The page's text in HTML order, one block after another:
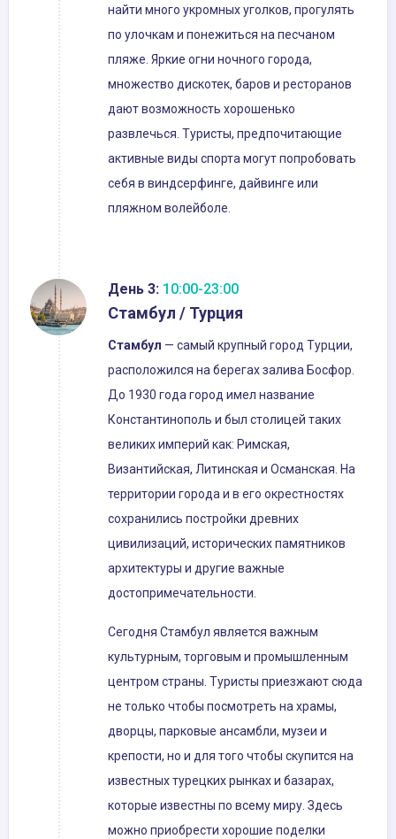
найти много укромных уголков, прогулять
по улочкам и понежиться на песчаном
пляже. Яркие огни ночного города,
множество дискотек, баров и ресторанов
дают возможность хорошенько
развлечься. Туристы, предпочитающие
активные виды спорта могут попробовать
себя в виндсерфинге, дайвинге или
пляжном волейболе.
День 3: 10:00-23:00
Стамбул / Турция
Стамбул — самый крупный город Турции,
расположился на берегах залива Босфор.
До 1930 года город имел название
Константинополь и был столицей таких
великих империй как: Римская,
Византийская, Литинская и Османская. На
территории города и в его окрестностях
сохранились постройки древних
цивилизаций, исторических памятников
архитектуры и другие важные
достопримечательности.
Сегодня Стамбул является важным
культурным, торговым и промышленным
центром страны. Туристы приезжают сюда
не только чтобы посмотреть на храмы,
дворцы, парковые ансамбли, музеи и
крепости, но и для того чтобы скупится на
известных турецких рынках и базарах,
которые известны по всему миру. Здесь
можно приобрести хорошие поделки